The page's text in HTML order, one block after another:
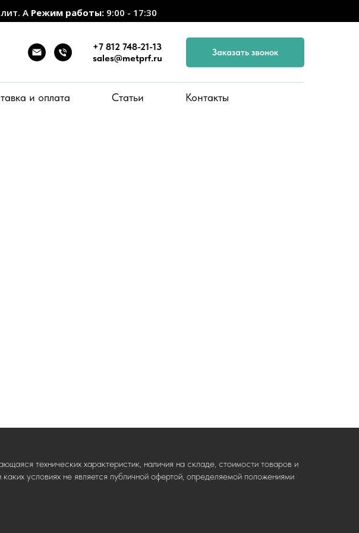
А Режим работы: 9:00 - 17:30
+7 812 748-21-13
sales@metprf.ru
Заказать звонок
и оплата Статьи Контакты
технических характеристик, наличия на складе, стоимости товаров и
условиях не является публичной офертой, определяемой положениями